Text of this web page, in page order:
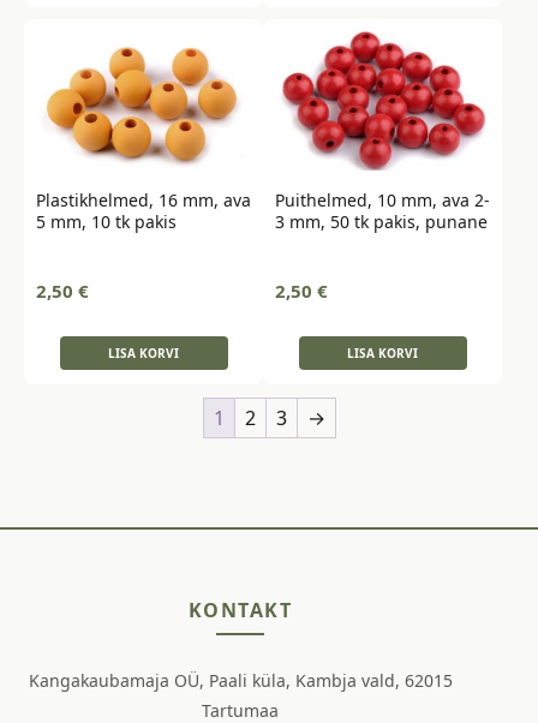
Plastikhelmed, 16 mm, ava
5 mm, 10 tk pakis
2,50 €
LISA KORVI
Puithelmed, 10 mm, ava 2-
3 mm, 50 tk pakis, punane
2,50 €
LISA KORVI
1 2 3 →
KONTAKT
Kangakaubamaja OÜ, Paali küla, Kambja vald, 62015
Tartumaa